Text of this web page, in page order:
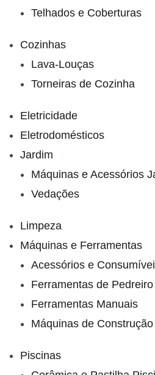
Telhados e Coberturas
Cozinhas
Lava-Louças
Torneiras de Cozinha
Eletricidade
Eletrodomésticos
Jardim
Máquinas e Acessórios
Vedações
Limpeza
Máquinas e Ferramentas
Acessórios e
Ferramentas de Pedreiro
Ferramentas Manuais
Máquinas de Construção
Piscinas